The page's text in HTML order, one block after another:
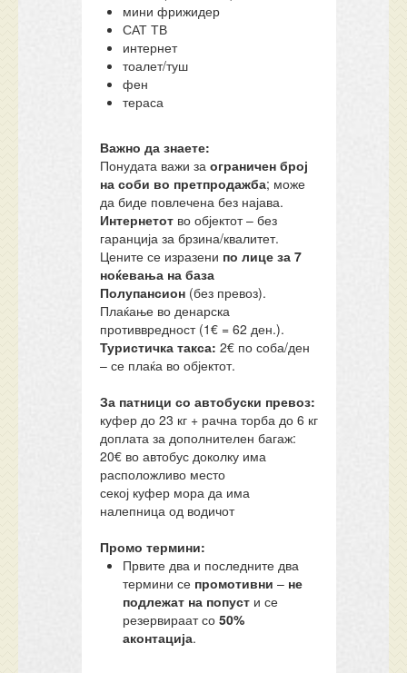
мини фрижидер
САТ ТВ
интернет
тоалет/туш
фен
тераса
Важно да знаете:
Понудата важи заограничен број
на соби во претпродажба; може
да биде повлечена без најава.
Интернетот во објектот – без
гаранција за брзина/квалитет.
Цените се изразени по лице за 7
ноќевања на база
Полупансион (без превоз).
Плаќање во денарска
противвредност (1€ = 62 ден.).
Туристичка такса: 2€ по соба/ден
– се плаќа во објектот.
За патници со автобуски превоз:
куфер до 23 кг + рачна торба до 6 кг
доплата за дополнителен багаж:
20€ во автобус доколку има
расположливо место
секој куфер мора да има
налепница од водичот
Промо термини:
Првите два и последните два
термини се промотивни – не
подлежат на попуст и се
резервираат со50%
аконтација.